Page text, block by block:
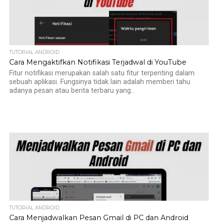
TUTORIAL ANDROID
Cara Mengaktifkan Notifikasi Terjadwal di YouTube
Fitur notifikasi merupakan salah satu fitur terpenting dalam
sebuah aplikasi. Fungsinya tidak lain adalah memberi tahu
adanya pesan atau berita terbaru yang...
TUTORIAL ANDROID
Cara Menjadwalkan Pesan Gmail di PC dan Android